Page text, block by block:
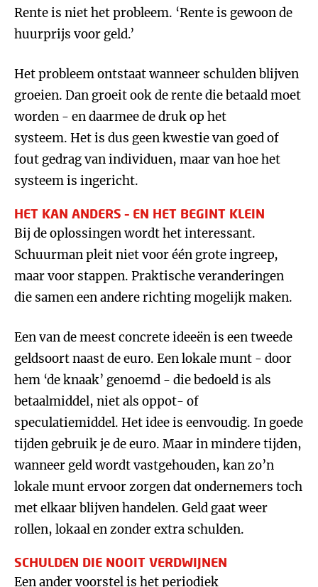
Rente is niet het probleem. ‘Rente is gewoon de
huurprijs voor geld.’
Het probleem ontstaat wanneer schulden blijven
groeien. Dan groeit ook de rente die betaald moet
worden - en daarmee de druk op het
systeem. Het is dus geen kwestie van goed of
fout gedrag van individuen, maar van hoe het
systeem is ingericht.
HET KAN ANDERS – EN HET BEGINT KLEIN
Bij de oplossingen wordt het interessant.
Schuurman pleit niet voor één grote ingreep,
maar voor stappen. Praktische veranderingen
die samen een andere richting mogelijk maken.
Een van de meest concrete ideeën is een tweede
geldsoort naast de euro. Een lokale munt - door
hem ‘de knaak’ genoemd - die bedoeld is als
betaalmiddel, niet als oppot- of
speculatiemiddel. Het idee is eenvoudig. In goede
tijden gebruik je de euro. Maar in mindere tijden,
wanneer geld wordt vastgehouden, kan zo’n
lokale munt ervoor zorgen dat ondernemers toch
met elkaar blijven handelen. Geld gaat weer
rollen, lokaal en zonder extra schulden.
SCHULDEN DIE NOOIT VERDWIJNEN
Een ander voorstel is het periodiek